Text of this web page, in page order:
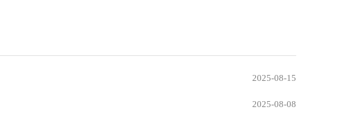
2025-08-15
2025-08-08